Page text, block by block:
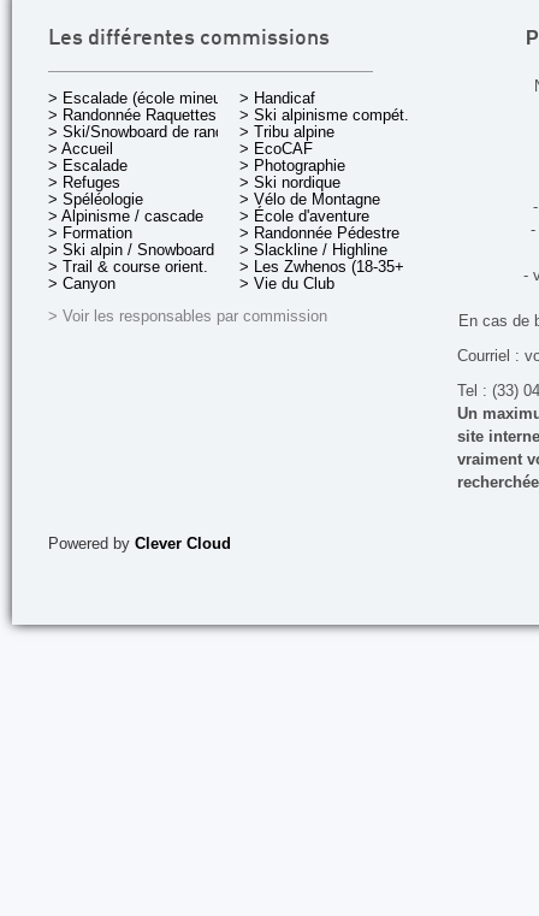
Les différentes commissions
> Escalade (école mineurs)
> Randonnée Raquettes
> Ski/Snowboard de rando.
> Accueil
> Escalade
> Refuges
> Spéléologie
> Alpinisme / cascade
> Formation
> Ski alpin / Snowboard
> Trail & course orient.
> Canyon
> Handicaf
> Ski alpinisme compét.
> Tribu alpine
> EcoCAF
> Photographie
> Ski nordique
> Vélo de Montagne
> École d'aventure
> Randonnée Pédestre
> Slackline / Highline
> Les Zwhenos (18-35+ ans)
> Vie du Club
> Voir les responsables par commission
-
-
En cas de
Courriel :
Tel : (33)
Un
site
vraiment
Powered by Clever Cloud